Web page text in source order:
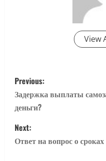
View
P
o
s
t
Previous:
Задержка выплаты
деньги?
Next:
Ответ на вопрос о сроках